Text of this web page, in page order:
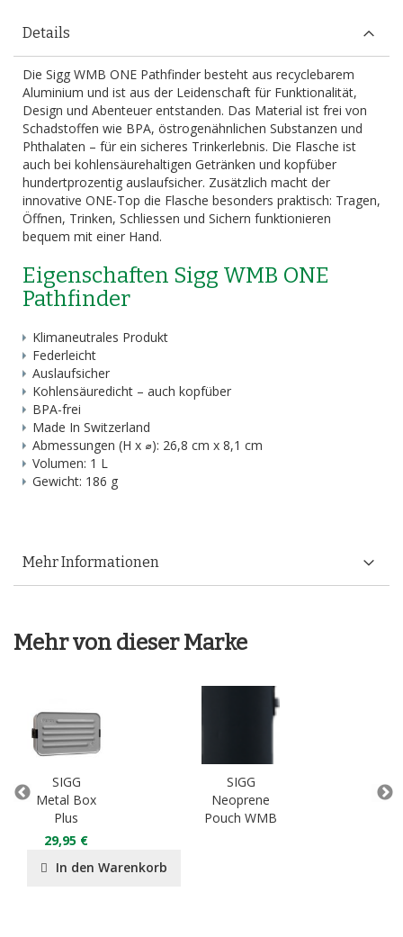
Details
Die Sigg WMB ONE Pathfinder besteht aus recyclebarem
Aluminium und ist aus der Leidenschaft für Funktionalität,
Design und Abenteuer entstanden. Das Material ist frei von
Schadstoffen wie BPA, östrogenähnlichen Substanzen und
Phthalaten – für ein sicheres Trinkerlebnis. Die Flasche ist
auch bei kohlensäurehaltigen Getränken und kopfüber
hundertprozentig auslaufsicher. Zusätzlich macht der
innovative ONE-Top die Flasche besonders praktisch: Tragen,
Öffnen, Trinken, Schliessen und Sichern funktionieren
bequem mit einer Hand.
Eigenschaften Sigg WMB ONE
Pathfinder
Klimaneutrales Produkt
Federleicht
Auslaufsicher
Kohlensäuredicht – auch kopfüber
BPA-frei
Made In Switzerland
Abmessungen (H x ⌀): 26,8 cm x 8,1 cm
Volumen: 1 L
Gewicht: 186 g
Mehr Informationen
Mehr von dieser Marke
SIGG
Metal Box
Plus
29,95 €
In den Warenkorb
SIGG
Neoprene
Pouch WMB